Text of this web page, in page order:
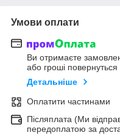
Умови оплати
Ви отримаєте
або гроші
Детальніше
Оплатити частинами
Післяплата (Ми
передоплатою за